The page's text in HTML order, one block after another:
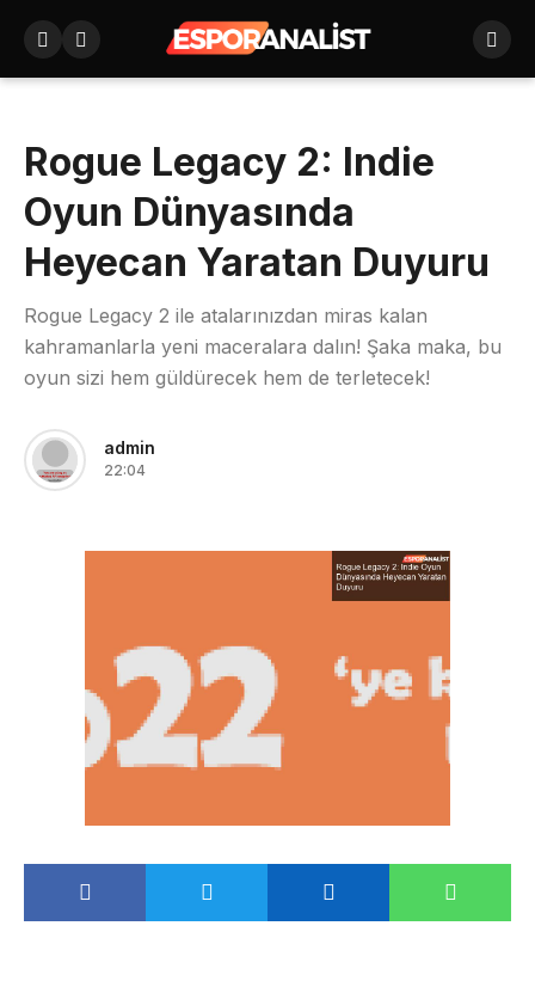
Rogue Legacy 2: Indie
Oyun Dünyasında
Heyecan Yaratan Duyuru
Rogue Legacy 2 ile atalarınızdan miras kalan
kahramanlarla yeni maceralara dalın! Şaka maka, bu
oyun sizi hem güldürecek hem de terletecek!
admin
22:04